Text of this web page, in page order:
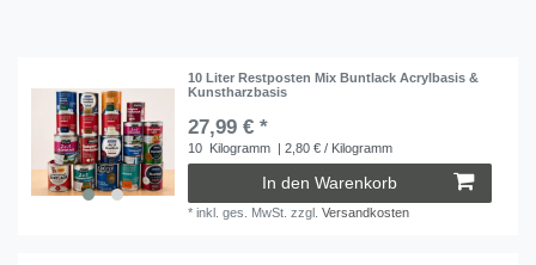
10 Liter Restposten Mix Buntlack Acrylbasis &
Kunstharzbasis
27,99 € *
10 Kilogramm | 2,80 € / Kilogramm
In den Warenkorb
*inkl. ges. MwSt. zzgl.Versandkosten